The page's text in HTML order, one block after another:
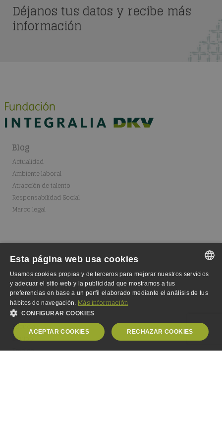
Déjanos tus datos y recibe más
información
Blog
Actualidad
Ambiente laboral
Atracción de talento
Responsabilidad Social
Marco legal
Fundación Integralia
Dónde estamos
Fundación
Escuela
Equipo
Empleo
GERMAN
Esta página web usa cookies
Usamos cookies propias y de terceros para mejorar nuestros servicios
y adecuar el sitio web y la publicidad que mostramos a tus
preferencias en base a un perfil elaborado mediante el análisis de tus
hábitos de navegación. Más información
CONFIGURAR COOKIES
ACEPTAR COOKIES RECHAZAR COOKIES